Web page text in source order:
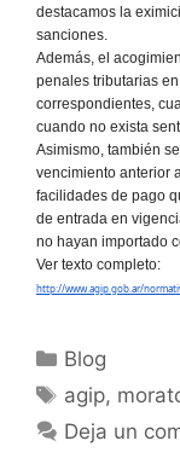
destacamos la
sanciones.
Además, el
penales tributarias
correspondientes,
cuando no exista
Asimismo, también
vencimiento anterior
facilidades de pago
de entrada en
no hayan importado
Ver texto completo:
http://www.agip.gob.ar/
Blog
agip,
Deja un